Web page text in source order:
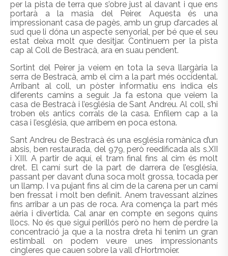
per la pista de terra que s’obre just al davant i que ens
portarà a la masia del Peirer. Aquesta és una
impressionant casa de pagès, amb un grup d’arcades al
sud que li dóna un aspecte senyorial, per bé que el seu
estat deixa molt que desitjar. Continuem per la pista
cap al Coll de Bestracà, ara en suau pendent.
Sortint del Peirer ja veiem en tota la seva llargària la
serra de Bestracà, amb el cim a la part més occidental.
Arribant al coll, un pòster informatiu ens indica els
diferents camins a seguir. Ja fa estona que veiem la
casa de Bestracà i l’església de Sant Andreu. Al coll, s’hi
troben els antics corrals de la casa. Enfilem cap a la
casa i l’església, que arribem en poca estona.
Sant Andreu de Bestracà és una església romànica d’un
absis, ben restaurada, del 979, però reedificada als s.XII
i XIII. A partir de aquí, el tram final fins al cim és molt
dret. El camí surt de la part de darrera de l’església,
passant per davant d’una soca molt grossa, tocada per
un llamp. I va pujant fins al cim de la carena per un camí
ben fressat i molt ben definit. Anem travessant alzines
fins arribar a un pas de roca. Ara comença la part més
aèria i divertida. Cal anar en compte en segons quins
llocs. No és que sigui perillós però no hem de perdre la
concentració ja que a la nostra dreta hi tenim un gran
estimball on podem veure unes impressionants
cingleres que cauen sobre la vall d’Hortmoier.